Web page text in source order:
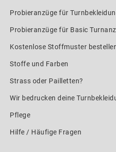
Probieranzüge für
Probieranzüge für Basic
Kostenlose Stoffmuster
Stoffe und Farben
Strass oder Pailletten?
Wir bedrucken deine
Pflege
Hilfe / Häufige Fragen